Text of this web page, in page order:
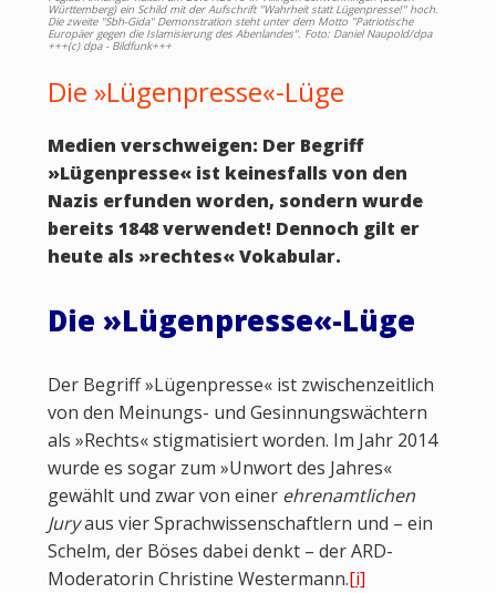
Württemberg) ein Schild mit der Aufschrift "Wahrheit statt Lügenpresse!" hoch.
Die zweite "Sbh-Gida" Demonstration steht unter dem Motto "Patriotische
Europäer gegen die Islamisierung des Abenlandes". Foto: Daniel Naupold/dpa
+++(c) dpa - Bildfunk+++
Die »Lügenpresse«-Lüge
Medien verschweigen: Der Begriff
»Lügenpresse«ist keinesfalls von den
Nazis erfunden worden, sondern wurde
bereits 1848 verwendet! Dennoch gilt er
heute als »rechtes«Vokabular.
Die »Lügenpresse«-Lüge
Der Begriff »Lügenpresse« ist zwischenzeitlich
von den Meinungs- und Gesinnungswächtern
als »Rechts« stigmatisiert worden. Im Jahr 2014
wurde es sogar zum »Unwort des Jahres«
gewählt und zwar von einer ehrenamtlichen
Juryaus vier Sprachwissenschaftlern und – ein
Schelm, der Böses dabei denkt – der ARD-
Moderatorin Christine Westermann.[i]